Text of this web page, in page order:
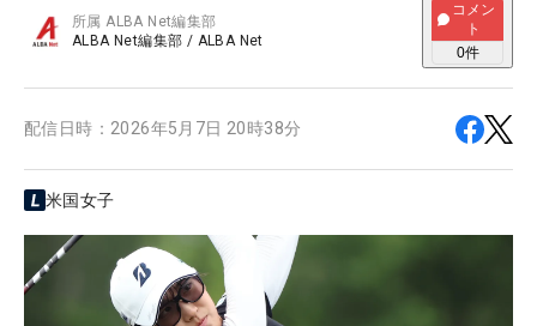
所属ALBA Net編集部
ALBA Net編集部 / ALBA Net
コメン
ト
0件
配信日時： 2026年5月7日 20時38分
米国女子